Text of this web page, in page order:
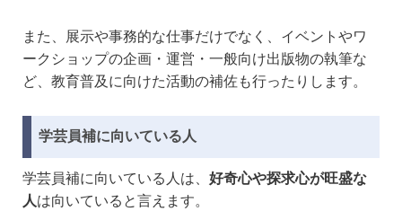
また、展示や事務的な仕事だけでなく、イベントやワ
ークショップの企画・運営・一般向け出版物の執筆な
ど、教育普及に向けた活動の補佐も行ったりします。
学芸員補に向いている人
学芸員補に向いている人は、 好奇心や探求心が旺盛な
人は向いていると言えます。